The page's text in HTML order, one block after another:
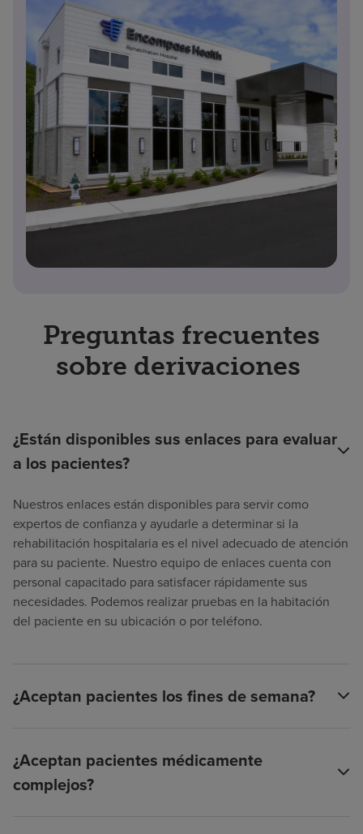
Preguntas frecuentes
sobre derivaciones
¿Están disponibles sus enlaces para evaluar
a los pacientes?
Nuestros enlaces están disponibles para servir como
expertos de confianza y ayudarle a determinar si la
rehabilitación hospitalaria es el nivel adecuado de atención
para su paciente. Nuestro equipo de enlaces cuenta con
personal capacitado para satisfacer rápidamente sus
necesidades. Podemos realizar pruebas en la habitación
del paciente en su ubicación o por teléfono.
¿Aceptan pacientes los fines de semana?
¿Aceptan pacientes médicamente
complejos?